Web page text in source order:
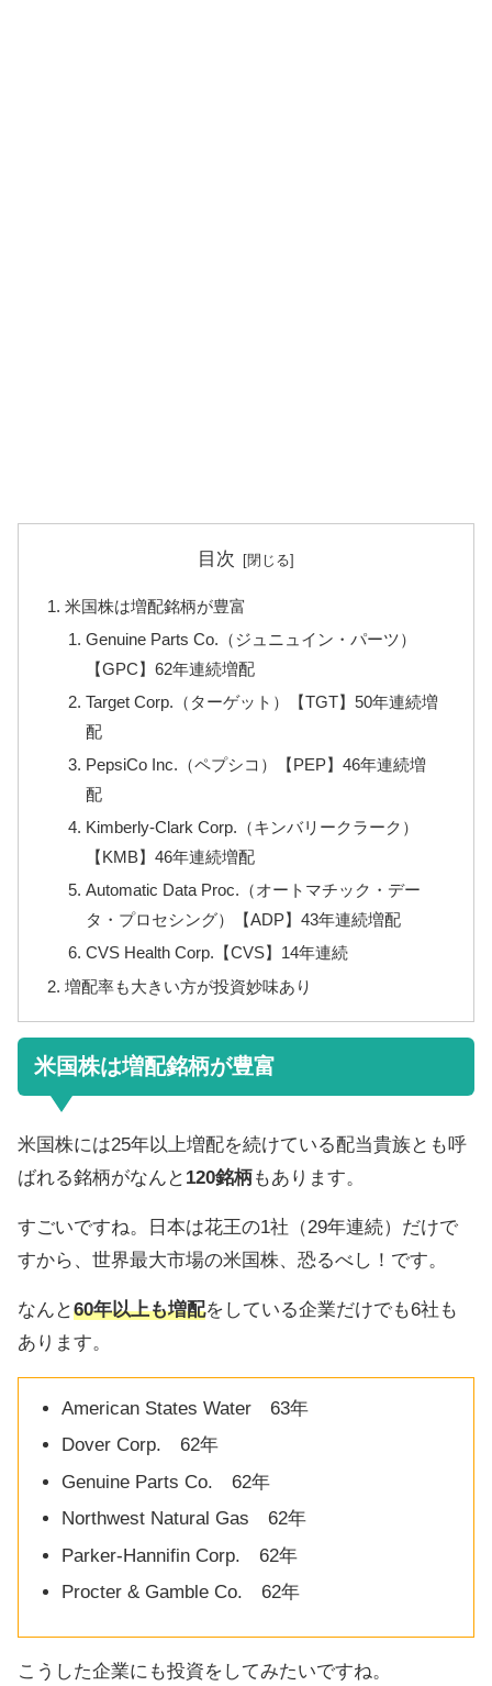
目次
米国株は増配銘柄が豊富
Genuine Parts Co.（ジュニュイン・パーツ）
【GPC】62年連続増配
Target Corp.（ターゲット）【TGT】50年連続増
配
PepsiCo Inc.（ペプシコ）【PEP】46年連続増
配
Kimberly-Clark Corp.（キンバリークラーク）
【KMB】46年連続増配
Automatic Data Proc.（オートマチック・デー
タ・プロセシング）【ADP】43年連続増配
CVS Health Corp.【CVS】14年連続
増配率も大きい方が投資妙味あり
米国株は増配銘柄が豊富
米国株には25年以上増配を続けている配当貴族とも呼
ばれる銘柄がなんと 120銘柄もあります。
すごいですね。日本は花王の1社（29年連続）だけで
すから、世界最大市場の米国株、恐るべし！です。
なんと60年以上も増配をしている企業だけでも6社も
あります。
American States Water 63年
Dover Corp. 62年
Genuine Parts Co. 62年
Northwest Natural Gas 62年
Parker-Hannifin Corp. 62年
Procter & Gamble Co. 62年
こうした企業にも投資をしてみたいですね。